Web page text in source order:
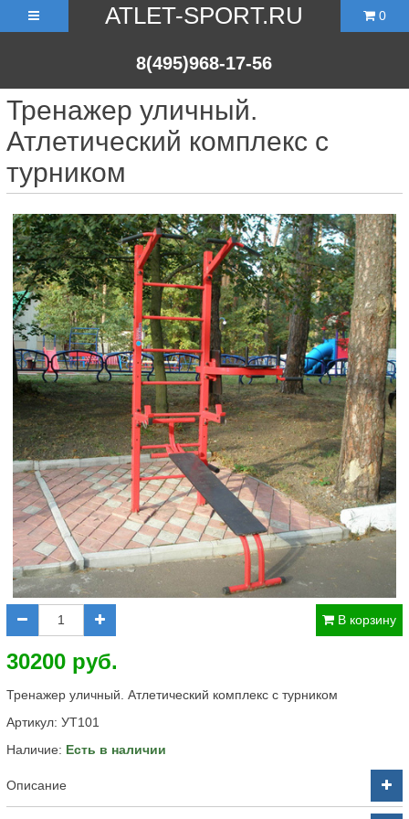
ATLET-SPORT.RU
8(495)968-17-56
0
Тренажер уличный.
Атлетический комплекс с
турником
В корзину
30200 руб.
Тренажер уличный. Атлетический комплекс с турником
Артикул: УТ101
Наличие: Есть в наличии
Описание